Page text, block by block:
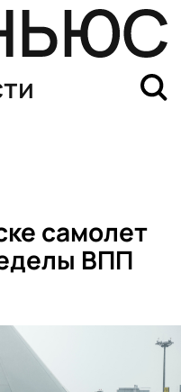
самолет
ВПП
из-за непогоды